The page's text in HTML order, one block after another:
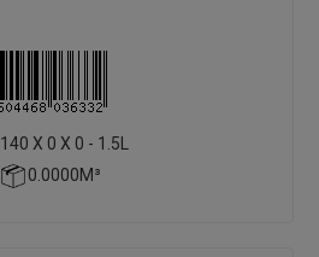
140 X 0 X 0 - 1.5L
0.0000M³